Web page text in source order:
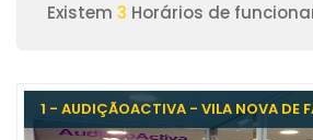
Existem 3 Horários de
1 - AUDIÇÃOACTIVA - VILA NOVA DE